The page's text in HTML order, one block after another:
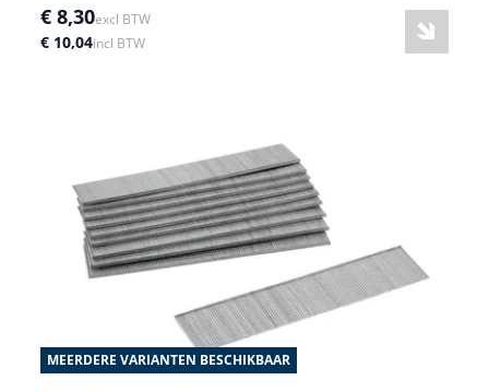
€ 8,30excl BTW
€ 10,04incl BTW
MEERDERE VARIANTEN BESCHIKBAAR